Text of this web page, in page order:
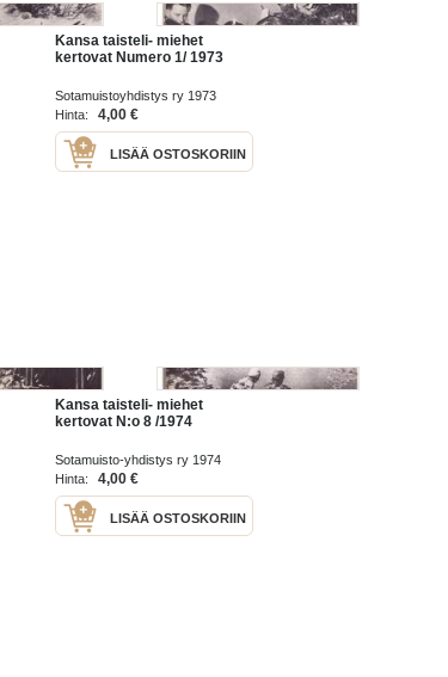
Kansa taisteli- miehet
kertovat Numero 1/ 1973
Sotamuistoyhdistys ry 1973
Hinta:
4,00 €
LISÄÄ OSTOSKORIIN
Kansa taisteli- miehet
kertovat N:o 8 /1974
Sotamuisto-yhdistys ry 1974
Hinta:
4,00 €
LISÄÄ OSTOSKORIIN